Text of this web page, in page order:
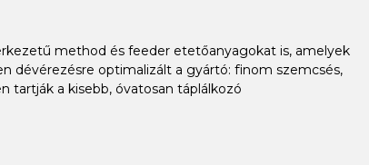
method és feeder etetőanyagokat is, amelyek
dévérezésre optimalizált a gyártó: finom szemcsés,
tartják a kisebb, óvatosan táplálkozó